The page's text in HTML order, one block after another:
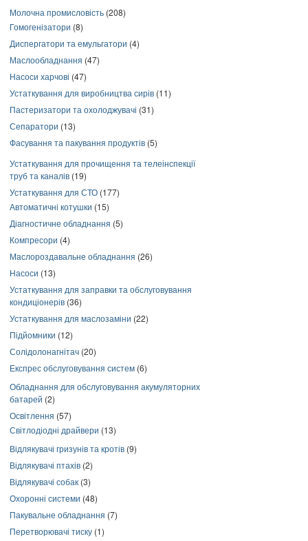
Молочна промисловість (208)
Гомогенізатори (8)
Диспергатори та емульгатори (4)
Маслообладнання (47)
Насоси харчові (47)
Устаткування для виробництва сирів (11)
Пастеризатори та охолоджувачі (31)
Сепаратори (13)
Фасування та пакування продуктів (5)
Устаткування для прочищення та телеінспекції
труб та каналів (19)
Устаткування для СТО (177)
Автоматичні котушки (15)
Діагностичне обладнання (5)
Компресори (4)
Маслороздавальне обладнання (26)
Насоси (13)
Устаткування для заправки та обслуговування
кондиціонерів (36)
Устаткування для маслозаміни (22)
Підйомники (12)
Солідолонагнітач (20)
Експрес обслуговування систем (6)
Обладнання для обслуговування акумуляторних
батарей (2)
Освітлення (57)
Світлодіодні драйвери (13)
Відлякувачі гризунів та кротів (9)
Відлякувачі птахів (2)
Відлякувачі собак (3)
Охоронні системи (48)
Пакувальне обладнання (7)
Перетворювачі тиску (1)